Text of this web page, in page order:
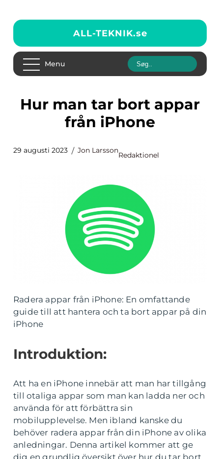
ALL-TEKNIK.se
Menu
Hur man tar bort appar
från iPhone
29 augusti 2023 Jon Larsson
Redaktionel
Radera appar från iPhone: En omfattande
guide till att hantera och ta bort appar på din
iPhone
Introduktion:
Att ha en iPhone innebär att man har tillgång
till otaliga appar som man kan ladda ner och
använda för att förbättra sin
mobilupplevelse. Men ibland kanske du
behöver radera appar från din iPhone av olika
anledningar. Denna artikel kommer att ge
dig en grundlig översikt över hur du tar bort